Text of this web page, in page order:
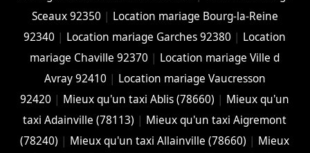
Sceaux 92350 | Location mariage Bourg-la-Reine
92340 | Location mariage Garches 92380 | Location
mariage Chaville 92370 | Location mariage Ville d
Avray 92410 | Location mariage Vaucresson
92420 | Mieux qu'un taxi Ablis (78660) | Mieux qu'un
taxi Adainville (78113) | Mieux qu'un taxi Aigremont
(78240) | Mieux qu'un taxi Allainville (78660) | Mieux